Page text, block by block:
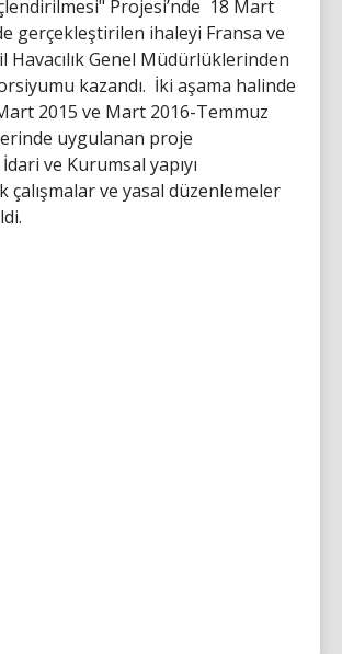
Projesi’nde 18 Mart
gerçekleştirilen ihaleyi Fransa ve
Havacılık Genel Müdürlüklerinden
kazandı. İki aşama halinde
2015 ve Mart 2016-Temmuz
uygulanan proje
ve Kurumsal yapıyı
çalışmalar ve yasal düzenlemeler